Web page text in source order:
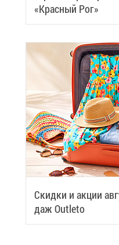
«Крас­ный Рог»
Скид­ки и ак­ции
даж Outleto